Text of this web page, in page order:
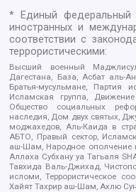
* Единый федеральный
иностранных и
соответствии с
террористическими:
Высший военный
Дагестана, База, Асбат аль-
Братья-мусульмане, Партия
Исламская группа,
Общество социальных
наследия, Дом двух святых,
моджахедов, Аль-Каида в
АБТО, Правый сектор,
аш-Шам, Народное
Аллаха Субхану уа Тагьаля
Тавхида Валь-Джихад,
исломи, Террористическое
Хайят Тахрир аш-Шам, Ахлю